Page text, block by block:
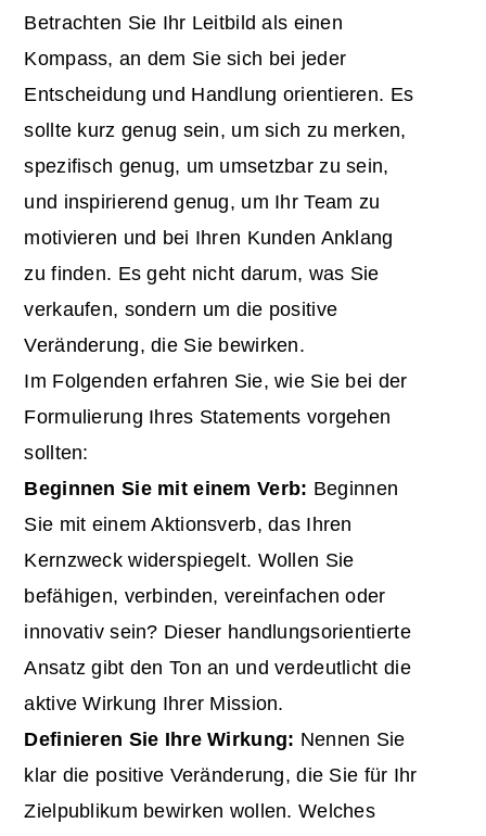
Betrachten Sie Ihr Leitbild als einen
Kompass, an dem Sie sich bei jeder
Entscheidung und Handlung orientieren. Es
sollte kurz genug sein, um sich zu merken,
spezifisch genug, um umsetzbar zu sein,
und inspirierend genug, um Ihr Team zu
motivieren und bei Ihren Kunden Anklang
zu finden. Es geht nicht darum, was Sie
verkaufen, sondern um die positive
Veränderung, die Sie bewirken.
Im Folgenden erfahren Sie, wie Sie bei der
Formulierung Ihres Statements vorgehen
sollten:
Beginnen Sie mit einem Verb: Beginnen
Sie mit einem Aktionsverb, das Ihren
Kernzweck widerspiegelt. Wollen Sie
befähigen, verbinden, vereinfachen oder
innovativ sein? Dieser handlungsorientierte
Ansatz gibt den Ton an und verdeutlicht die
aktive Wirkung Ihrer Mission.
Definieren Sie Ihre Wirkung: Nennen Sie
klar die positive Veränderung, die Sie für Ihr
Zielpublikum bewirken wollen. Welches